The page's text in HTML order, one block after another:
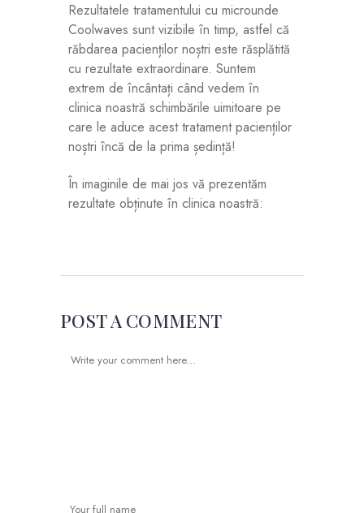
Rezultatele tratamentului cu microunde
Coolwaves sunt vizibile în timp, astfel că
răbdarea pacienților noștri este răsplătită
cu rezultate extraordinare. Suntem
extrem de încântați când vedem în
clinica noastră schimbările uimitoare pe
care le aduce acest tratament pacienților
noștri încă de la prima ședință!
În imaginile de mai jos vă prezentăm
rezultate obținute în clinica noastră:
POST A COMMENT